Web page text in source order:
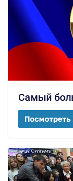
Самый
Посмотреть